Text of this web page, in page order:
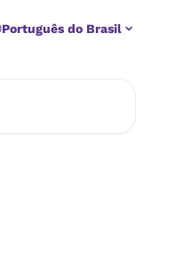
Português do Brasil